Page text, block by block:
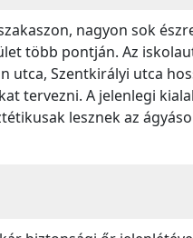
nagyon sok
több pontján. Az
Szentkirályi utca
tervezni. A jelenlegi
lesznek az